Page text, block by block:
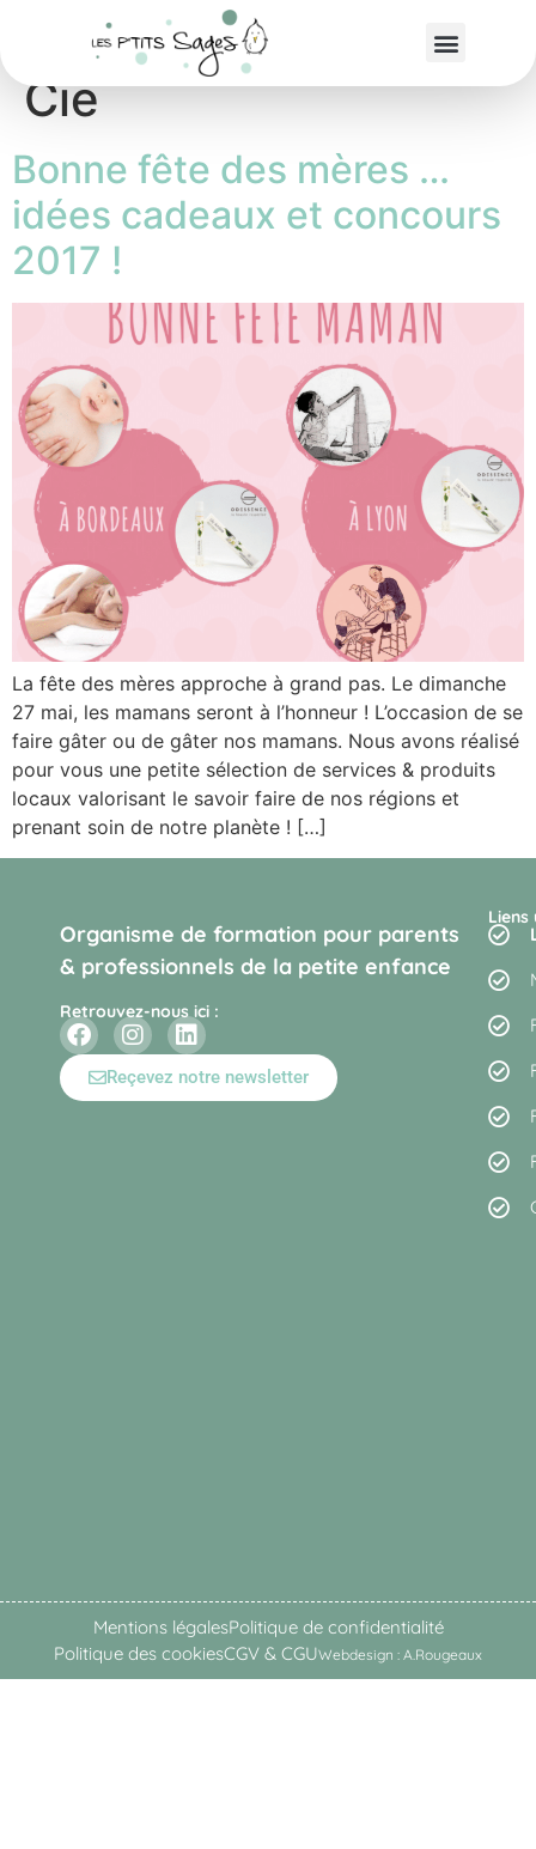
Étiquette :
Cie
Bonne fête des mères …
idées cadeaux et concours
2017 !
La fête des mères approche à grand pas. Le dimanche
27 mai, les mamans seront à l’honneur ! L’occasion de se
faire gâter ou de gâter nos mamans. Nous avons réalisé
pour vous une petite sélection de services & produits
locaux valorisant le savoir faire de nos régions et
prenant soin de notre planète ! […]
Organisme de formation pour parents
& professionnels de la petite enfance
Retrouvez-nous ici :
Reçevez notre newsletter
Liens
Mentions légalesPolitique de confidentialité
Politique des cookiesCGV & CGUWebdesign : A.Rougeaux